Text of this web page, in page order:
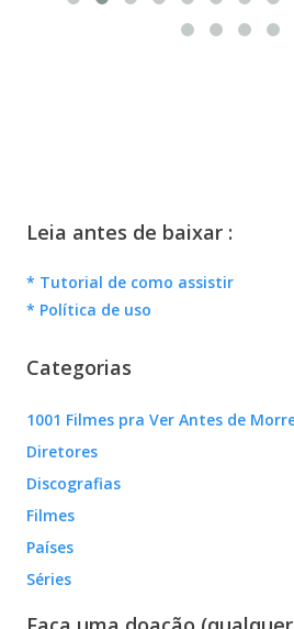
Leia antes de baixar :
* Tutorial de como assistir
* Política de uso
Categorias
1001 Filmes pra Ver Antes de
Diretores
Discografias
Filmes
Países
Séries